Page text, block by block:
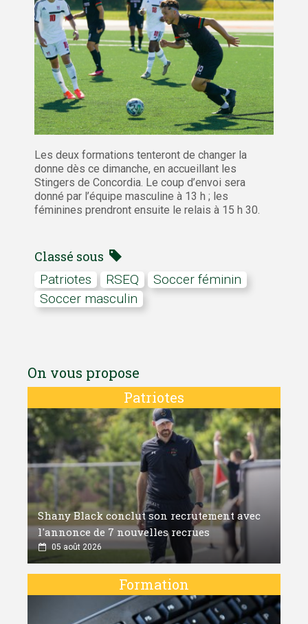
Les deux formations tenteront de changer la
donne dès ce dimanche, en accueillant les
Stingers de Concordia. Le coup d’envoi sera
donné par l’équipe masculine à 13 h ; les
féminines prendront ensuite le relais à 15 h 30.
Classé sous
Patriotes RSEQ
Soccer féminin
Soccer masculin
On vous propose
Patriotes
Shany Black conclut son recrutement avec
l'annonce de 7 nouvelles recrues
05 août 2026
Formation